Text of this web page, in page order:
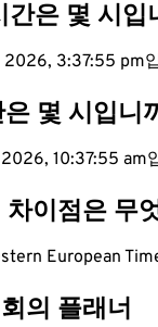
간은 몇 시입
2026, 3:37:55 pm
몇 시입니
10:37:55 am
이점은 무
European
의 플래너